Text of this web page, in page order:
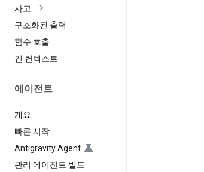
사고
구조화된 출력
함수 호출
긴 컨텍스트
에이전트
개요
빠른 시작
Antigravity Agent
관리 에이전트 빌드